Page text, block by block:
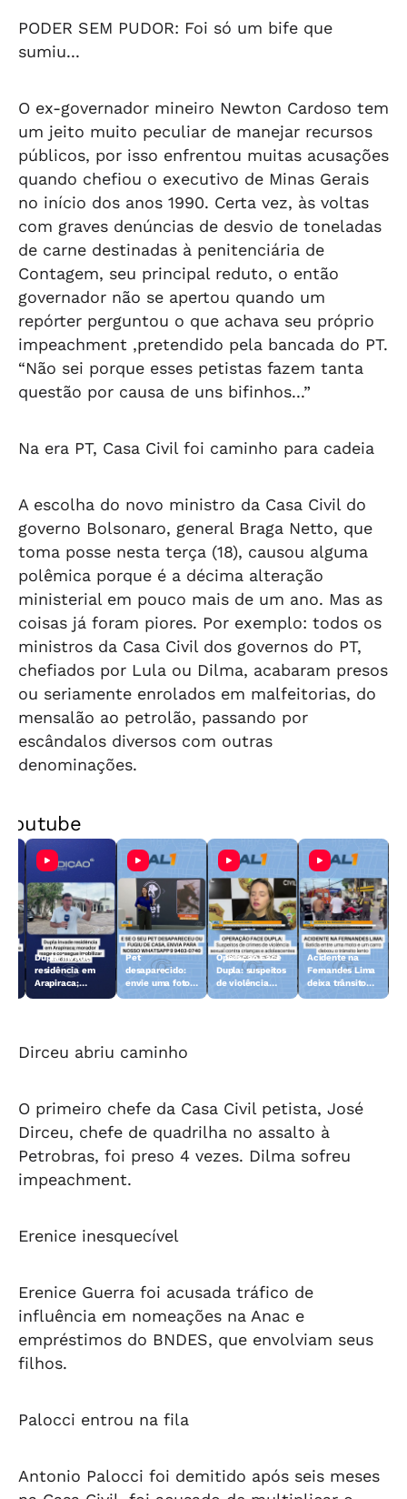
PODER SEM PUDOR: Foi só um bife que
sumiu...
O ex-governador mineiro Newton Cardoso tem
um jeito muito peculiar de manejar recursos
públicos, por isso enfrentou muitas acusações
quando chefiou o executivo de Minas Gerais
no início dos anos 1990. Certa vez, às voltas
com graves denúncias de desvio de toneladas
de carne destinadas à penitenciária de
Contagem, seu principal reduto, o então
governador não se apertou quando um
repórter perguntou o que achava seu próprio
impeachment ,pretendido pela bancada do PT.
“Não sei porque esses petistas fazem tanta
questão por causa de uns bifinhos...”
Na era PT, Casa Civil foi caminho para cadeia
A escolha do novo ministro da Casa Civil do
governo Bolsonaro, general Braga Netto, que
toma posse nesta terça (18), causou alguma
polêmica porque é a décima alteração
ministerial em pouco mais de um ano. Mas as
coisas já foram piores. Por exemplo: todos os
ministros da Casa Civil dos governos do PT,
chefiados por Lula ou Dilma, acabaram presos
ou seriamente enrolados em malfeitorias, do
mensalão ao petrolão, passando por
escândalos diversos com outras
denominações.
Dupla invade
residência em
Arapiraca;
Pet
desaparecido:
envie uma foto
Operação Face
Dupla: suspeitos
de violência
Acidente na
Fernandes Lima
deixa trânsito
Dirceu abriu caminho
O primeiro chefe da Casa Civil petista, José
Dirceu, chefe de quadrilha no assalto à
Petrobras, foi preso 4 vezes. Dilma sofreu
impeachment.
Erenice inesquecível
Erenice Guerra foi acusada tráfico de
influência em nomeações na Anac e
empréstimos do BNDES, que envolviam seus
filhos.
Palocci entrou na fila
Antonio Palocci foi demitido após seis meses